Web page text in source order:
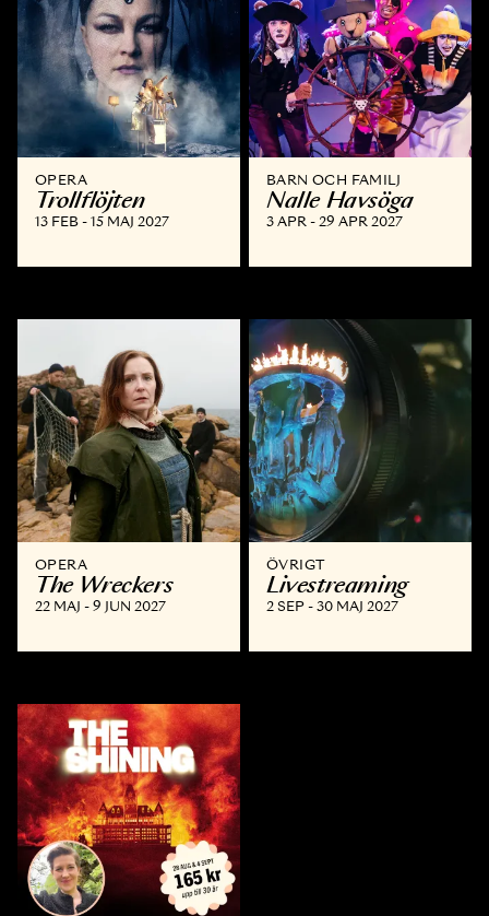
OPERA
Trollflöjten
13 FEB - 15 MAJ 2027
BARN OCH FAMILJ
Nalle Havsöga
3 APR - 29 APR 2027
OPERA
The Wreckers
22 MAJ - 9 JUN 2027
ÖVRIGT
Livestreaming
2 SEP - 30 MAJ 2027